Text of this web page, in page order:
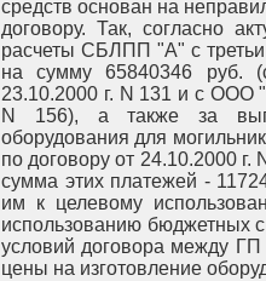
средств основан на
договору. Так, согласно
расчеты СБЛПП "А" с
на сумму 65840346 руб.
23.10.2000 г. N 131 и с ООО
N 156), а также за
оборудования для
по договору от 24.10.2000
сумма этих платежей -
им к целевому
использованию бюджетных
условий договора между
цены на изготовление